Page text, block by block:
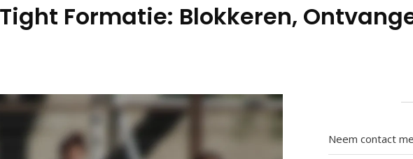
Formatie: Blokkeren,
Neem contact